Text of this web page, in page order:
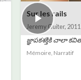
Sur les rails
Jeremy Guiter, 2011
జ్ఞాపకశక్తికి చాలా
Mémoire, Narratif